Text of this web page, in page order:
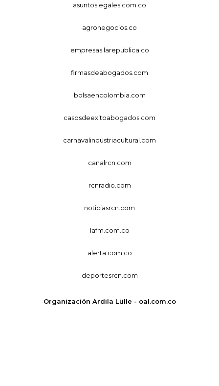
asuntoslegales.com.co
agronegocios.co
empresas.larepublica.co
firmasdeabogados.com
bolsaencolombia.com
casosdeexitoabogados.com
carnavalindustriacultural.com
canalrcn.com
rcnradio.com
noticiasrcn.com
lafm.com.co
alerta.com.co
deportesrcn.com
Organización Ardila Lülle - oal.com.co